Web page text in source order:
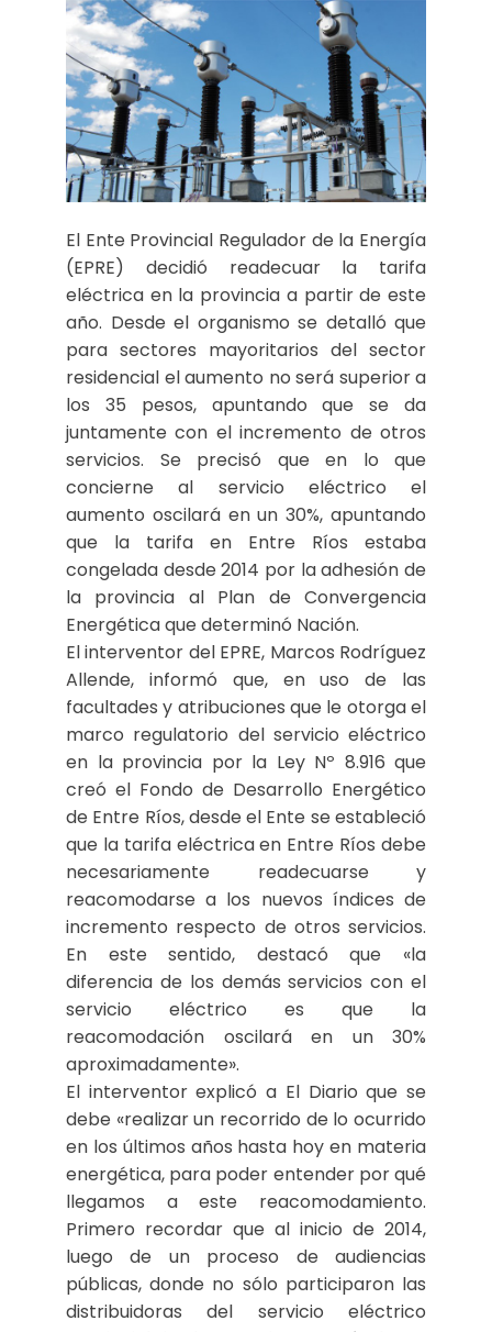
El Ente Provincial Regulador de la Energía
(EPRE) decidió readecuar la tarifa
eléctrica en la provincia a partir de este
año. Desde el organismo se detalló que
para sectores mayoritarios del sector
residencial el aumento no será superior a
los 35 pesos, apuntando que se da
juntamente con el incremento de otros
servicios. Se precisó que en lo que
concierne al servicio eléctrico el
aumento oscilará en un 30%, apuntando
que la tarifa en Entre Ríos estaba
congelada desde 2014 por la adhesión de
la provincia al Plan de Convergencia
Energética que determinó Nación.
El interventor del EPRE, Marcos Rodríguez
Allende, informó que, en uso de las
facultades y atribuciones que le otorga el
marco regulatorio del servicio eléctrico
en la provincia por la Ley Nº 8.916 que
creó el Fondo de Desarrollo Energético
de Entre Ríos, desde el Ente se estableció
que la tarifa eléctrica en Entre Ríos debe
necesariamente readecuarse y
reacomodarse a los nuevos índices de
incremento respecto de otros servicios.
En este sentido, destacó que «la
diferencia de los demás servicios con el
servicio eléctrico es que la
reacomodación oscilará en un 30%
aproximadamente».
El interventor explicó a El Diario que se
debe «realizar un recorrido de lo ocurrido
en los últimos años hasta hoy en materia
energética, para poder entender por qué
llegamos a este reacomodamiento.
Primero recordar que al inicio de 2014,
luego de un proceso de audiencias
públicas, donde no sólo participaron las
distribuidoras del servicio eléctrico